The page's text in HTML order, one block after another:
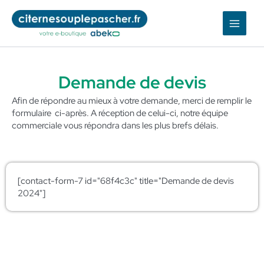
contenu
Demande de devis
Afin de répondre au mieux à votre demande, merci de remplir le
formulaire ci-après. A réception de celui-ci, notre équipe
commerciale vous répondra dans les plus brefs délais.
[contact-form-7 id="68f4c3c" title="Demande de devis
2024"]